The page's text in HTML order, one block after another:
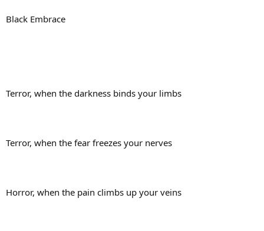
Black Embrace
Terror, when the darkness binds your limbs
Terror, when the fear freezes your nerves
Horror, when the pain climbs up your veins